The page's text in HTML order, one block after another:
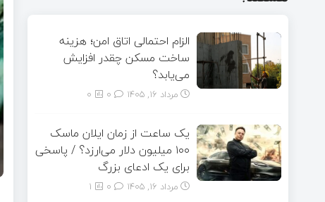
الزام احتمالی اتاق امن؛ هزینه
ساخت مسکن چقدر افزایش
می‌یابد؟
مرداد ۱۶, ۱۴۰۵ 0
یک ساعت از زمان ایلان ماسک
۱۰۰ میلیون دلار می‌ارزد؟ / پاسخی
برای یک ادعای بزرگ
مرداد ۱۶, ۱۴۰۵ 1